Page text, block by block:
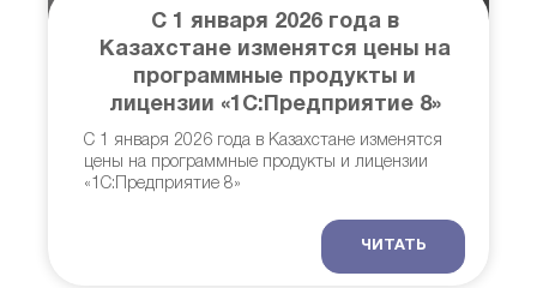
С 1 января 2026 года в
Казахстане изменятся цены на
программные продукты и
лицензии «1С:Предприятие 8»
С 1 января 2026 года в Казахстане изменятся
цены на программные продукты и лицензии
«1С:Предприятие 8»
ЧИТАТЬ